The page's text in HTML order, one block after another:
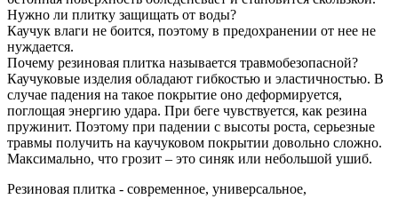
Нужно ли плитку защищать от воды?
Каучук влаги не боится, поэтому в предохранении от нее не
нуждается.
Почему резиновая плитка называется травмобезопасной?
Каучуковые изделия обладают гибкостью и эластичностью. В
случае падения на такое покрытие оно деформируется,
поглощая энергию удара. При беге чувствуется, как резина
пружинит. Поэтому при падении с высоты роста, серьезные
травмы получить на каучуковом покрытии довольно сложно.
Максимально, что грозит – это синяк или небольшой ушиб.
Резиновая плитка - современное, универсальное,